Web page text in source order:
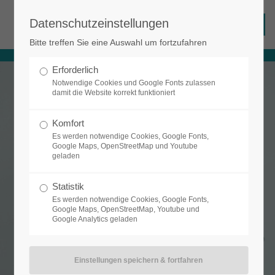
Passwort
Anmelden
Register|Lost your password?
Support
Datenschutzeinstellungen
Bitte treffen Sie eine Auswahl um fortzufahren
Erforderlich
Notwendige Cookies und Google Fonts zulassen
damit die Website korrekt funktioniert
Komfort
Es werden notwendige Cookies, Google Fonts,
Google Maps, OpenStreetMap und Youtube
geladen
Statistik
Es werden notwendige Cookies, Google Fonts,
Google Maps, OpenStreetMap, Youtube und
Google Analytics geladen